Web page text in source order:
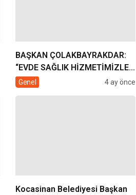
BAŞKAN ÇOLAKBAYRAKDAR:
“EVDE SAĞLIK HİZMETİMİZLE
DE GÖNÜLLERE
Genel 4 ay önce
Kocasinan Belediyesi Başkan